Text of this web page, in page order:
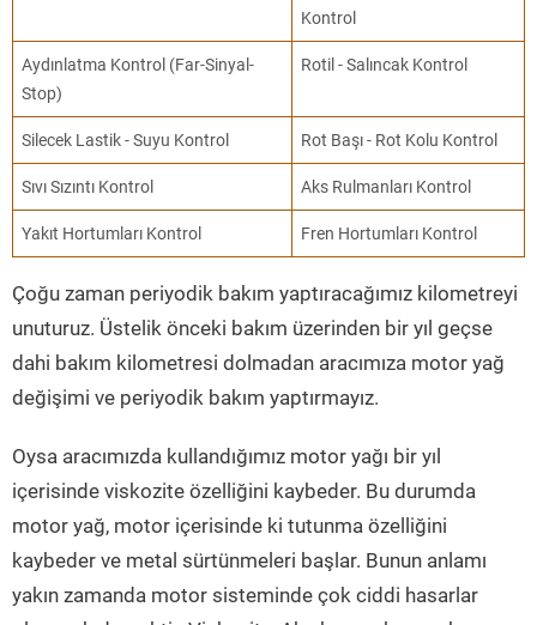
Kontrol
Aydınlatma Kontrol (Far-Sinyal-
Stop)
Rotil - Salıncak Kontrol
Silecek Lastik - Suyu Kontrol Rot Başı - Rot Kolu Kontrol
Sıvı Sızıntı Kontrol Aks Rulmanları Kontrol
Yakıt Hortumları Kontrol Fren Hortumları Kontrol
Çoğu zaman periyodik bakım yaptıracağımız kilometreyi
unuturuz. Üstelik önceki bakım üzerinden bir yıl geçse
dahi bakım kilometresi dolmadan aracımıza motor yağ
değişimi ve periyodik bakım yaptırmayız.
Oysa aracımızda kullandığımız motor yağı bir yıl
içerisinde viskozite özelliğini kaybeder. Bu durumda
motor yağ, motor içerisinde ki tutunma özelliğini
kaybeder ve metal sürtünmeleri başlar. Bunun anlamı
yakın zamanda motor sisteminde çok ciddi hasarlar